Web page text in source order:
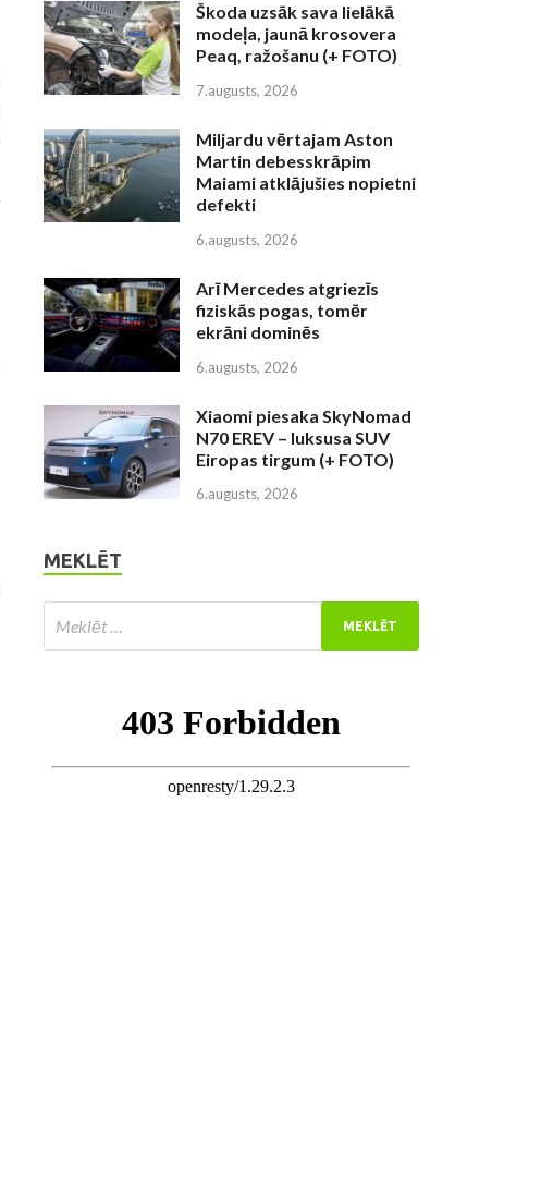
Škoda uzsāk sava lielākā
modeļa, jaunā krosovera
Peaq, ražošanu (+ FOTO)
7.augusts, 2026
Miljardu vērtajam Aston
Martin debesskrāpim
Maiami atklājušies nopietni
defekti
6.augusts, 2026
Arī Mercedes atgriezīs
fiziskās pogas, tomēr
ekrāni dominēs
6.augusts, 2026
Xiaomi piesaka SkyNomad
N70 EREV – luksusa SUV
Eiropas tirgum (+ FOTO)
6.augusts, 2026
MEKLĒT